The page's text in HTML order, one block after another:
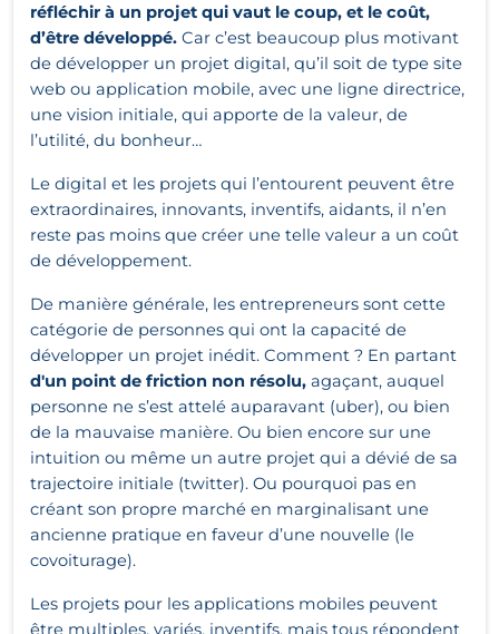
réfléchir à un projet qui vaut le coup, et le coût,
d’être développé. Car c’est beaucoup plus motivant
de développer un projet digital, qu’il soit de type site
web ou application mobile, avec une ligne directrice,
une vision initiale, qui apporte de la valeur, de
l’utilité, du bonheur…
Le digital et les projets qui l’entourent peuvent être
extraordinaires, innovants, inventifs, aidants, il n’en
reste pas moins que créer une telle valeur a un coût
de développement.
De manière générale, les entrepreneurs sont cette
catégorie de personnes qui ont la capacité de
développer un projet inédit. Comment ? En partant
d'un point de friction non résolu, agaçant, auquel
personne ne s’est attelé auparavant (uber), ou bien
de la mauvaise manière. Ou bien encore sur une
intuition ou même un autre projet qui a dévié de sa
trajectoire initiale (twitter). Ou pourquoi pas en
créant son propre marché en marginalisant une
ancienne pratique en faveur d’une nouvelle (le
covoiturage).
Les projets pour les applications mobiles peuvent
être multiples, variés, inventifs, mais tous répondent